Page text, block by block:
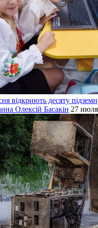
відкриють десяту
Олексій Басакін 27